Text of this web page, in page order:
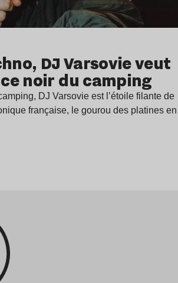
DJ Varsovie veut
noir du camping
DJ Varsovie est l’étoile filante de
française, le gourou des platines en